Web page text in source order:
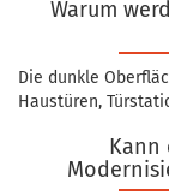
Warum
Die dunkle
Haustüren,
Kann